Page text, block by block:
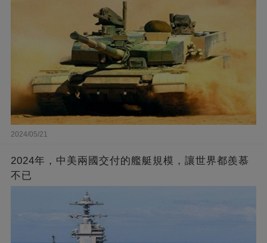
2024/05/21
2024年，中美兩國交付的艦艇規模，讓世界都羨慕
不已